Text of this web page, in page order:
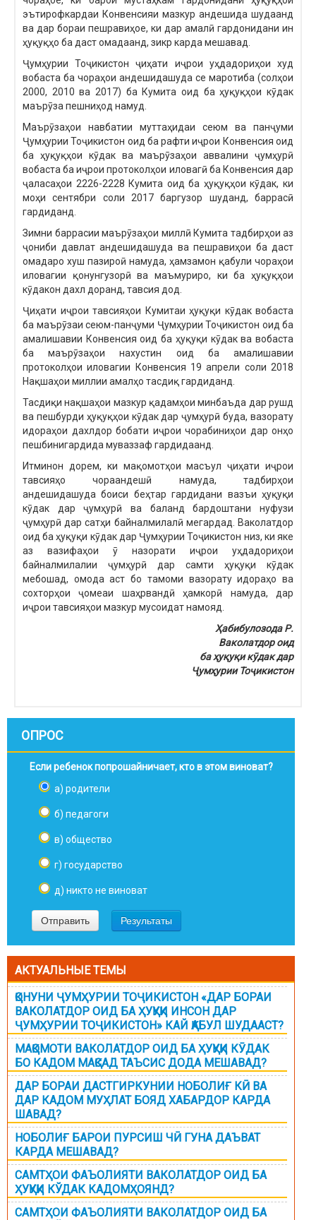
эътирофкардаи Конвенсияи мазкур андешида шудаанд
ва дар бораи пешравиҳое, ки дар амалӣ гардонидани ин
ҳуқуқҳо ба даст омадаанд, зикр карда мешавад.
Ҷумҳурии Тоҷикистон ҷиҳати иҷрои уҳдадориҳои худ
вобаста ба чораҳои андешидашуда се маротиба (солҳои
2000, 2010 ва 2017) ба Кумита оид ба ҳуқуқҳои кӯдак
маърӯза пешниҳод намуд.
Маърӯзаҳои навбатии муттаҳидаи сеюм ва панҷуми
Ҷумҳурии Тоҷикистон оид ба рафти иҷрои Конвенсия оид
ба ҳуқуқҳои кӯдак ва маърӯзаҳои аввалини ҷумҳурӣ
вобаста ба иҷрои протоколҳои иловагӣ ба Конвенсия дар
ҷаласаҳои 2226-2228 Кумита оид ба ҳуқуқҳои кӯдак, ки
моҳи сентябри соли 2017 баргузор шуданд, баррасӣ
гардиданд.
Зимни баррасии маърӯзаҳои миллӣ Кумита тадбирҳои аз
ҷониби давлат андешидашуда ва пешравиҳои ба даст
омадаро хуш пазироӣ намуда, ҳамзамон қабули чораҳои
иловагии қонунгузорӣ ва маъмуриро, ки ба ҳуқуқҳои
кӯдакон дахл доранд, тавсия дод.
Ҷиҳати иҷрои тавсияҳои Кумитаи ҳуқуқи кӯдак вобаста
ба маърӯзаи сеюм-панҷуми Ҷумҳурии Тоҷикистон оид ба
амалишавии Конвенсия оид ба ҳуқуқи кӯдак ва вобаста
ба маърӯзаҳои нахустин оид ба амалишавии
протоколҳои иловагии Конвенсия 19 апрели соли 2018
Нақшаҳои миллии амалҳо тасдиқ гардиданд.
Тасдиқи нақшаҳои мазкур қадамҳои минбаъда дар рушд
ва пешбурди ҳуқуқҳои кӯдак дар ҷумҳурӣ буда, вазорату
идораҳои дахлдор бобати иҷрои чорабиниҳои дар онҳо
пешбинигардида муваззаф гардидаанд.
Итминон дорем, ки мақомотҳои масъул ҷиҳати иҷрои
тавсияҳо чораандешӣ намуда, тадбирҳои
андешидашуда боиси беҳтар гардидани вазъи ҳуқуқи
кӯдак дар ҷумҳурӣ ва баланд бардоштани нуфузи
ҷумҳурӣ дар сатҳи байналмилалӣ мегардад. Ваколатдор
оид ба ҳуқуқи кӯдак дар Ҷумҳурии Тоҷикистон низ, ки яке
аз вазифаҳои ӯ назорати иҷрои уҳдадориҳои
байналмилалии ҷумҳурӣ дар самти ҳуқуқи кӯдак
мебошад, омода аст бо тамоми вазорату идораҳо ва
сохторҳои ҷомеаи шаҳрвандӣ ҳамкорӣ намуда, дар
иҷрои тавсияҳои мазкур мусоидат намояд.
Ҳабибулозода Р.
Ваколатдор оид
ба ҳуқуқи кӯдак дар
Ҷумҳурии Тоҷикистон
ОПРОС
Если ребенок попрошайничает, кто в этом виноват?
а) родители
б) педагоги
в) общество
г) государство
д) никто не виноват
АКТУАЛЬНЫЕ ТЕМЫ
ҚОНУНИ ҶУМҲУРИИ ТОҶИКИСТОН «ДАР БОРАИ
ВАКОЛАТДОР ОИД БА ҲУҚУҚИ ИНСОН ДАР
ҶУМҲУРИИ ТОҶИКИСТОН» КАЙ ҚАБУЛ ШУДААСТ?
МАҚОМОТИ ВАКОЛАТДОР ОИД БА ҲУҚУҚИ КӮДАК
БО КАДОМ МАҚСАД ТАЪСИС ДОДА МЕШАВАД?
ДАР БОРАИ ДАСТГИРКУНИИ НОБОЛИҒ КӢ ВА
ДАР КАДОМ МУҲЛАТ БОЯД ХАБАРДОР КАРДА
ШАВАД?
НОБОЛИҒ БАРОИ ПУРСИШ ЧӢ ГУНА ДАЪВАТ
КАРДА МЕШАВАД?
САМТҲОИ ФАЪОЛИЯТИ ВАКОЛАТДОР ОИД БА
ҲУҚУҚИ КЎДАК КАДОМҲОЯНД?
САМТҲОИ ФАЪОЛИЯТИ ВАКОЛАТДОР ОИД БА